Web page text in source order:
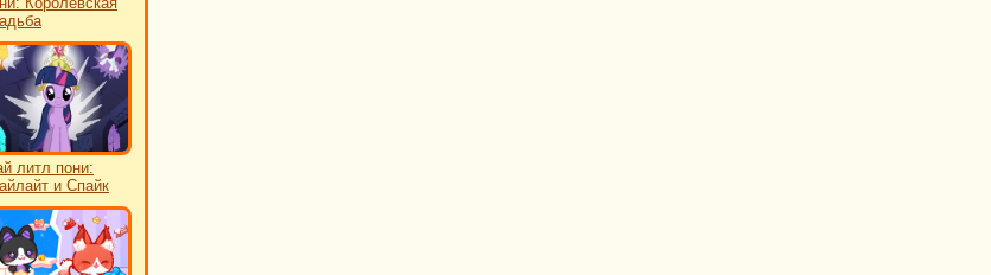
литл пони:
и Спайк